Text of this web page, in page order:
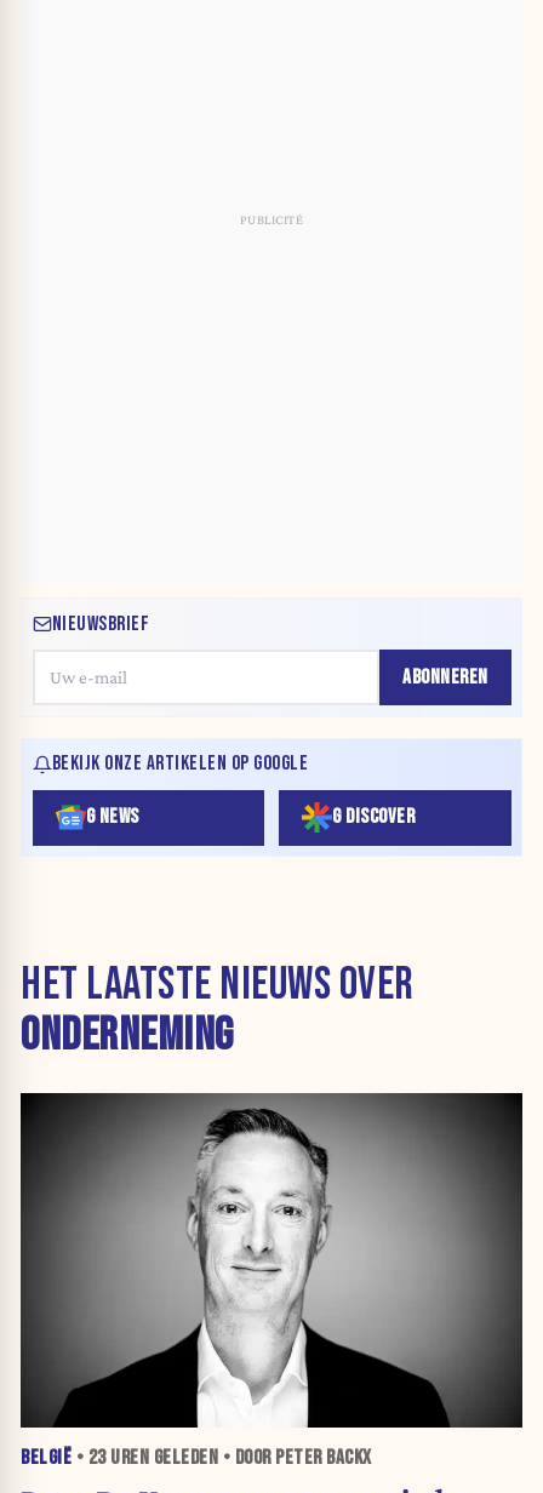
NIEUWSBRIEF
ABONNEREN
BEKIJK ONZE ARTIKELEN OP GOOGLE
G NEWS G DISCOVER
HET LAATSTE NIEUWS OVER
ONDERNEMING
BELGIË • 23 UREN GELEDEN • DOOR PETER BACKX